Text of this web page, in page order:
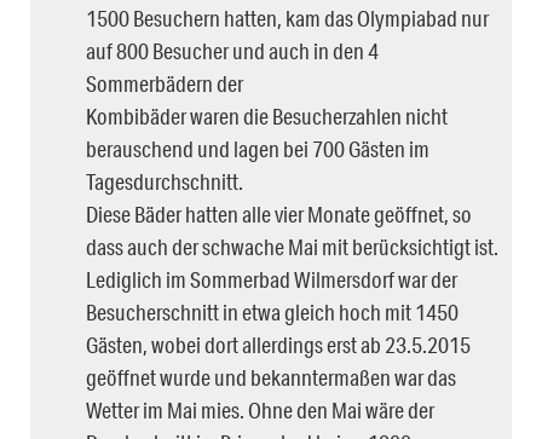
1500 Besuchern hatten, kam das Olympiabad nur
auf 800 Besucher und auch in den 4
Sommerbädern der
Kombibäder waren die Besucherzahlen nicht
berauschend und lagen bei 700 Gästen im
Tagesdurchschnitt.
Diese Bäder hatten alle vier Monate geöffnet, so
dass auch der schwache Mai mit berücksichtigt ist.
Lediglich im Sommerbad Wilmersdorf war der
Besucherschnitt in etwa gleich hoch mit 1450
Gästen, wobei dort allerdings erst ab 23.5.2015
geöffnet wurde und bekanntermaßen war das
Wetter im Mai mies. Ohne den Mai wäre der